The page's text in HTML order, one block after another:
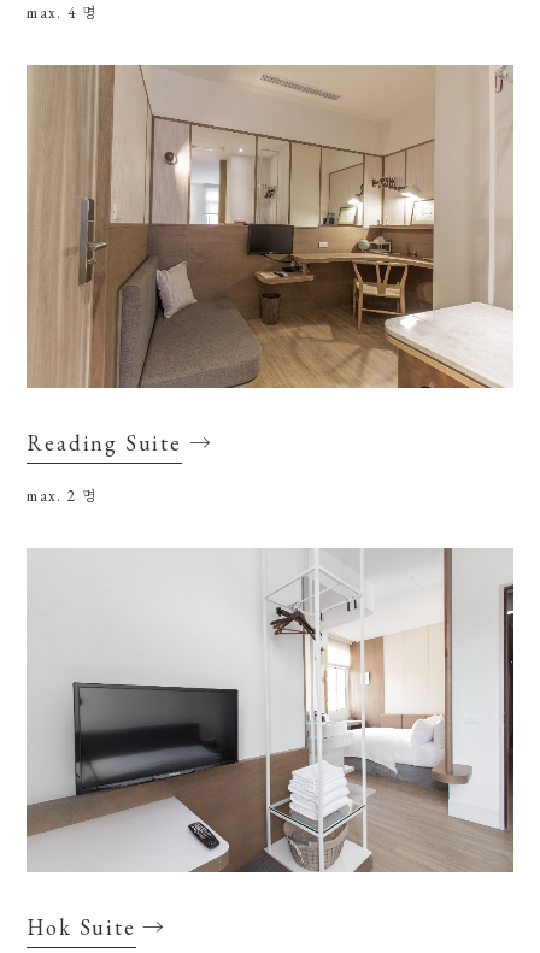
max. 4 명
Reading Suite →
max. 2 명
Hok Suite →